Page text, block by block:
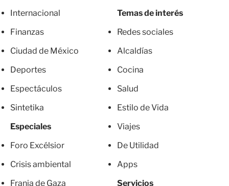
Internacional
Finanzas
Ciudad de México
Deportes
Espectáculos
Sintetika
Especiales
Foro Excélsior
Crisis ambiental
Franja de Gaza
Temas de interés
Redes sociales
Alcaldías
Cocina
Salud
Estilo de Vida
Viajes
De Utilidad
Apps
Servicios